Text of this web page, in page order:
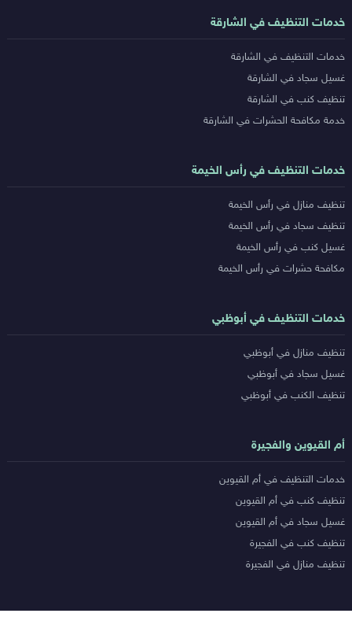
خدمات التنظيف في الشارقة
خدمات التنظيف في الشارقة
غسيل سجاد في الشارقة
تنظيف كنب في الشارقة
خدمة مكافحة الحشرات في الشارقة
خدمات التنظيف في رأس الخيمة
تنظيف منازل في رأس الخيمة
تنظيف سجاد في رأس الخيمة
غسيل كنب في رأس الخيمة
مكافحة حشرات في رأس الخيمة
خدمات التنظيف في أبوظبي
تنظيف منازل في أبوظبي
غسيل سجاد في أبوظبي
تنظيف الكنب في أبوظبي
أم القيوين والفجيرة
خدمات التنظيف في أم القيوين
تنظيف كنب في أم القيوين
غسيل سجاد في أم القيوين
تنظيف كنب في الفجيرة
تنظيف منازل في الفجيرة